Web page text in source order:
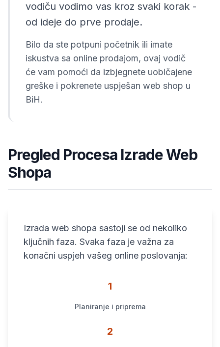
vodiču vodimo vas kroz svaki korak -
od ideje do prve prodaje.
Bilo da ste potpuni početnik ili imate
iskustva sa online prodajom, ovaj vodič
će vam pomoći da izbjegnete uobičajene
greške i pokrenete uspješan web shop u
BiH.
Pregled Procesa Izrade Web
Shopa
Izrada web shopa sastoji se od nekoliko
ključnih faza. Svaka faza je važna za
konačni uspjeh vašeg online poslovanja:
1
Planiranje i priprema
2